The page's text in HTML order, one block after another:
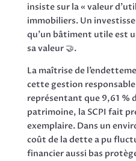
insiste sur la « valeur
immobiliers. Un
qu’un bâtiment utile est
sa valeur 🤝.
La maîtrise de
cette gestion
représentant que 9,61 %
patrimoine, la SCPI fait
exemplaire. Dans un
coût de la dette a pu
financier aussi bas